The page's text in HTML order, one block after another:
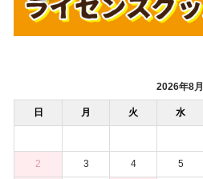
2026年8月
日 月 火 水
2 3 4 5